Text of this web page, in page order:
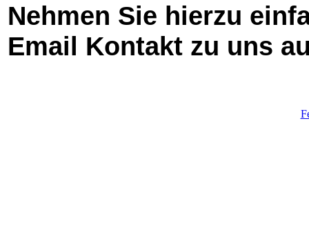
Nehmen Sie hierzu
Email Kontakt zu uns